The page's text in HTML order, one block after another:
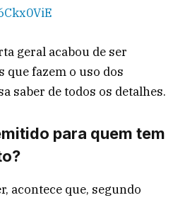
geral acabou de ser
que fazem o uso dos
saber de todos os detalhes.
para quem tem
acontece que, segundo